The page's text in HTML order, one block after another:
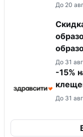
До 20
До 31
-15%
До 31